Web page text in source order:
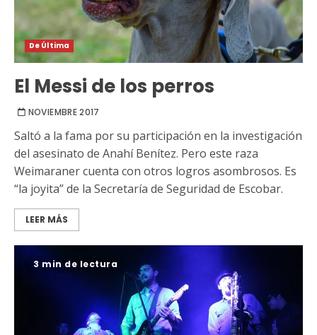
De Última
El Messi de los perros
NOVIEMBRE 2017
Saltó a la fama por su participación en la investigación
del asesinato de Anahí Benítez. Pero este raza
Weimaraner cuenta con otros logros asombrosos. Es
“la joyita” de la Secretaría de Seguridad de Escobar.
LEER MÁS
3 min de lectura